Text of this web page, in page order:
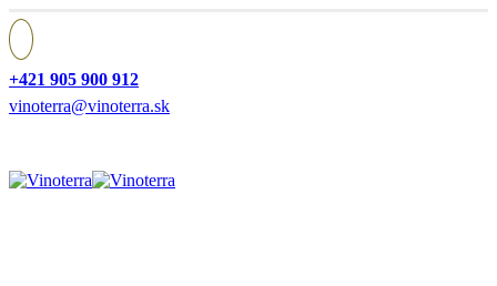
+421 905 900 912
vinoterra@vinoterra.sk